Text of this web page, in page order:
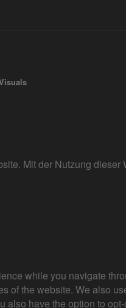
Mit der Nutzung
while you navigate
of the website. We also
also have the option to